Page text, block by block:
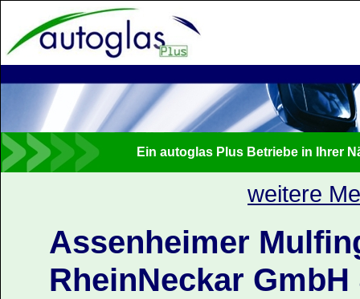
Ein autoglas Plus Betriebe in Ihrer
weitere
Assenheimer
RheinNeckar GmbH